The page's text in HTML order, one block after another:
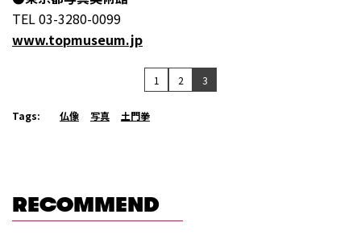
TEL 03-3280-0099
www.topmuseum.jp
1 2 3
Tags: 仏像 写真 土門拳
RECOMMEND